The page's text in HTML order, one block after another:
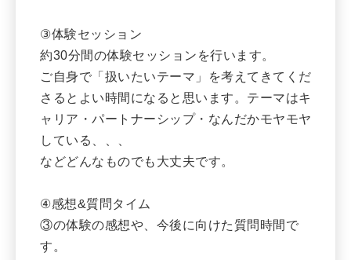
③体験セッション
約30分間の体験セッションを行います。
ご自身で「扱いたいテーマ」を考えてきてくだ
さるとよい時間になると思います。テーマはキ
ャリア・パートナーシップ・なんだかモヤモヤ
している、、、
などどんなものでも大丈夫です。
④感想&質問タイム
③の体験の感想や、今後に向けた質問時間で
す。